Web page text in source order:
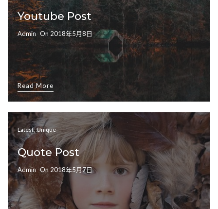
Youtube Post
Admin On 2018年5月8日
Read More
Latest,Unique
Quote Post
Admin On 2018年5月7日